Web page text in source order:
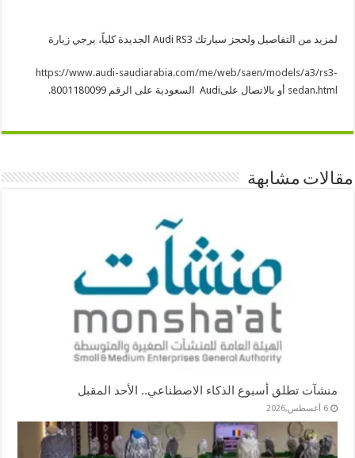
لمزيد من التفاصيل ولحجز سيارتك Audi RS3 الجديدة كلياً، يرجي زيارة
https://www.audi-saudiarabia.com/me/web/saen/models/a3/rs3-
sedan.htmlأو بالاتصال علىAudi السعودية على الرقم 8001180099.
مقالات مشابهة
منشآت تطلق أسبوع الذكاء الاصطناعي.. الأحد المقبل
6 أغسطس,2026